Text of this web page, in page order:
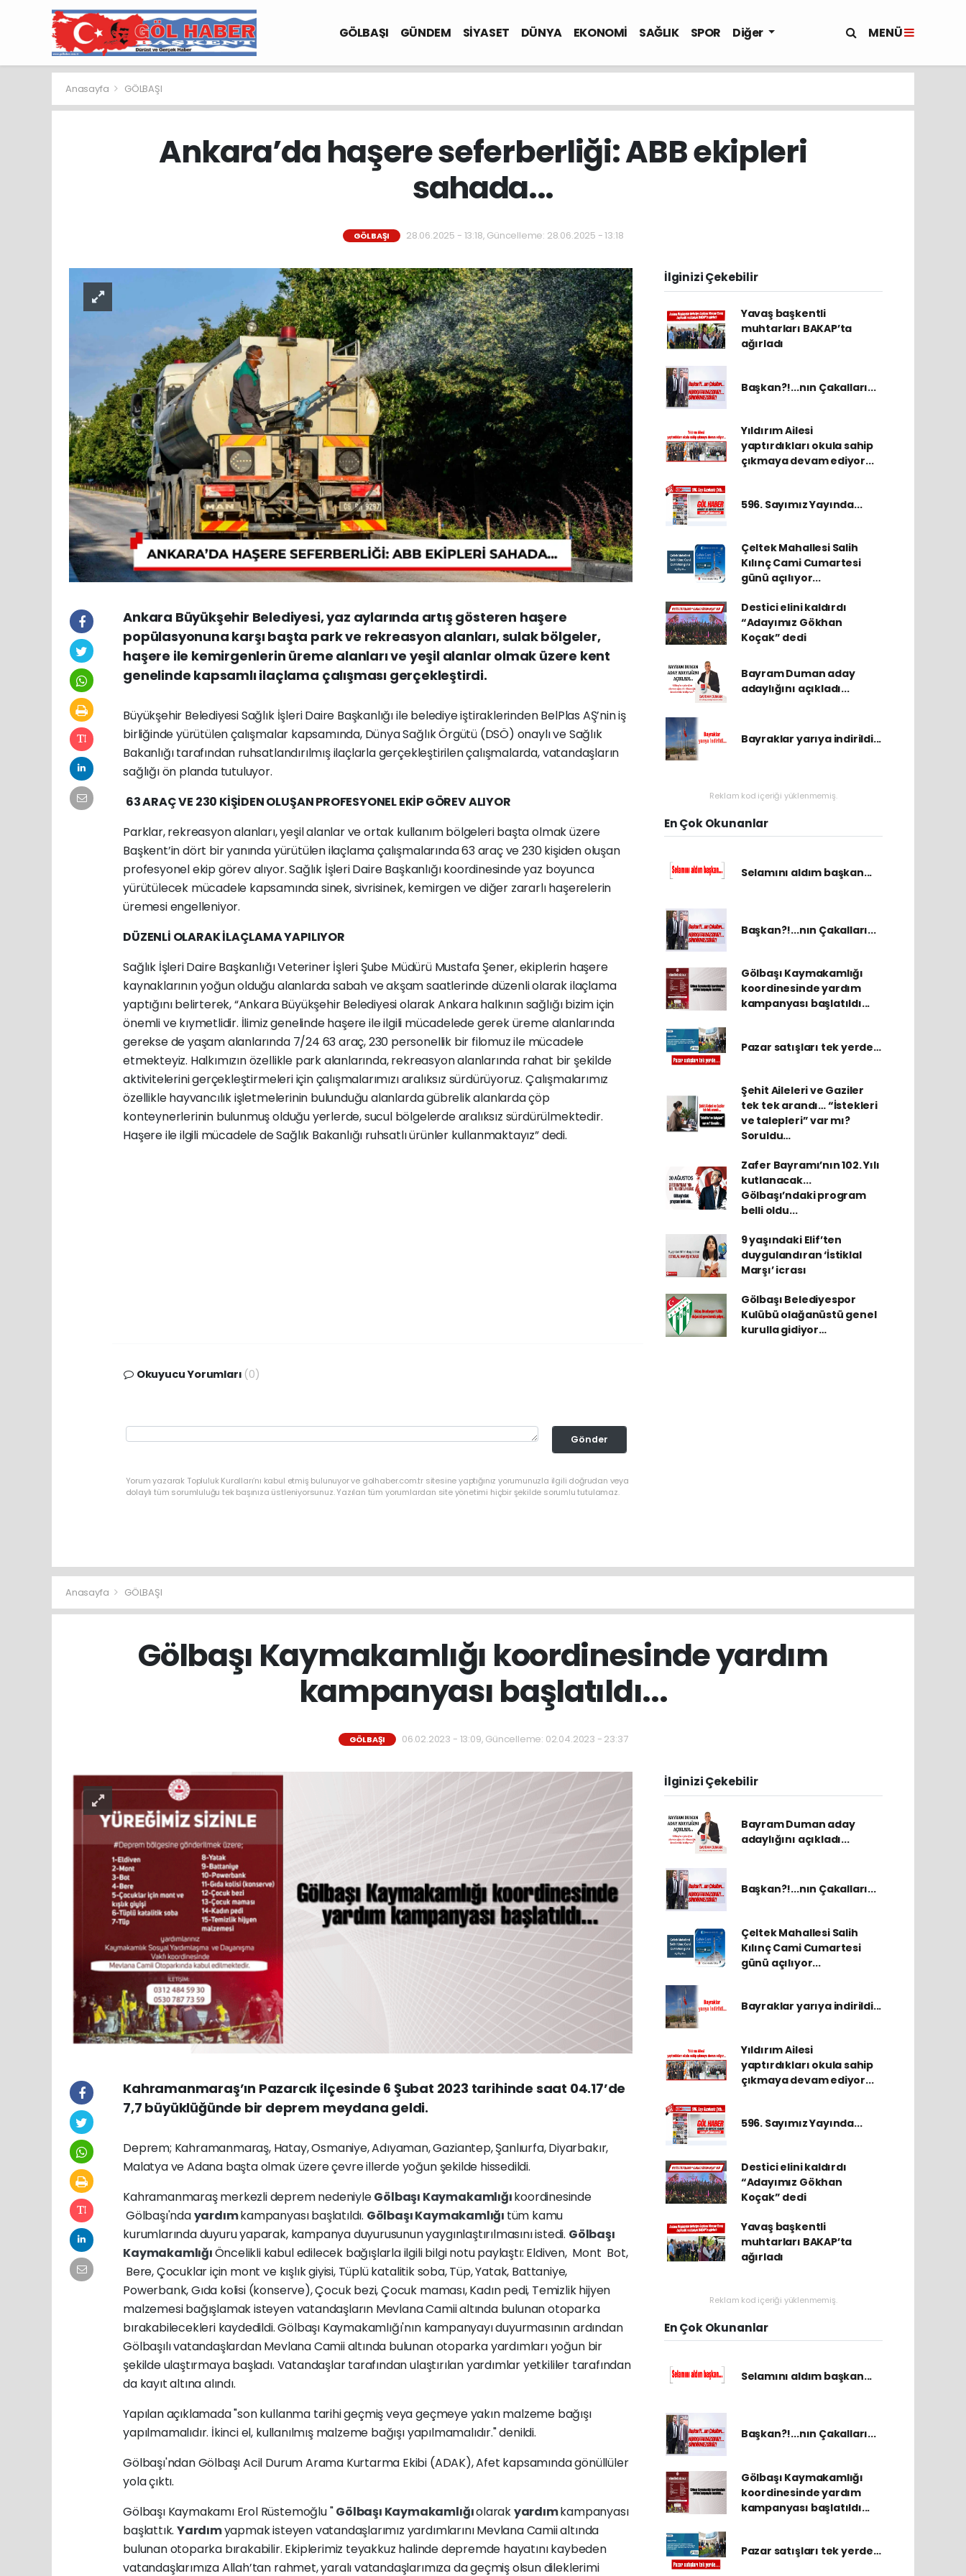
GÖLBAŞI GÜNDEM SİYASET DÜNYA EKONOMİ SAĞLIK SPOR Diğer MENÜ
Anasayfa GÖLBAŞI
Ankara’da haşere seferberliği: ABB ekipleri
sahada...
GÖLBAŞI 28.06.2025 - 13:18, Güncelleme: 28.06.2025 - 13:18
Ankara Büyükşehir Belediyesi, yaz aylarında artış gösteren haşere
popülasyonuna karşı başta park ve rekreasyon alanları, sulak bölgeler,
haşere ile kemirgenlerin üreme alanları ve yeşil alanlar olmak üzere kent
genelinde kapsamlı ilaçlama çalışması gerçekleştirdi.
Büyükşehir Belediyesi Sağlık İşleri Daire Başkanlığı ile belediye iştiraklerinden BelPlas AŞ’nin iş
birliğinde yürütülen çalışmalar kapsamında, Dünya Sağlık Örgütü (DSÖ) onaylı ve Sağlık
Bakanlığı tarafından ruhsatlandırılmış ilaçlarla gerçekleştirilen çalışmalarda, vatandaşların
sağlığı ön planda tutuluyor.
63 ARAÇ VE 230 KİŞİDEN OLUŞAN PROFESYONEL EKİP GÖREV ALIYOR
Parklar, rekreasyon alanları, yeşil alanlar ve ortak kullanım bölgeleri başta olmak üzere
Başkent’in dört bir yanında yürütülen ilaçlama çalışmalarında 63 araç ve 230 kişiden oluşan
profesyonel ekip görev alıyor. Sağlık İşleri Daire Başkanlığı koordinesinde yaz boyunca
yürütülecek mücadele kapsamında sinek, sivrisinek, kemirgen ve diğer zararlı haşerelerin
üremesi engelleniyor.
DÜZENLİ OLARAK İLAÇLAMA YAPILIYOR
Sağlık İşleri Daire Başkanlığı Veteriner İşleri Şube Müdürü Mustafa Şener, ekiplerin haşere
kaynaklarının yoğun olduğu alanlarda sabah ve akşam saatlerinde düzenli olarak ilaçlama
yaptığını belirterek, “Ankara Büyükşehir Belediyesi olarak Ankara halkının sağlığı bizim için
önemli ve kıymetlidir. İlimiz genelinde haşere ile ilgili mücadelede gerek üreme alanlarında
gerekse de yaşam alanlarında 7/24 63 araç, 230 personellik bir filomuz ile mücadele
etmekteyiz. Halkımızın özellikle park alanlarında, rekreasyon alanlarında rahat bir şekilde
aktivitelerini gerçekleştirmeleri için çalışmalarımızı aralıksız sürdürüyoruz. Çalışmalarımız
özellikle hayvancılık işletmelerinin bulunduğu alanlarda gübrelik alanlarda çöp
konteynerlerinin bulunmuş olduğu yerlerde, sucul bölgelerde aralıksız sürdürülmektedir.
Haşere ile ilgili mücadele de Sağlık Bakanlığı ruhsatlı ürünler kullanmaktayız” dedi.
Okuyucu Yorumları (0)
Gönder
Yorum yazarak Topluluk Kuralları’nı kabul etmiş bulunuyor ve golhaber.com.tr sitesine yaptığınız yorumunuzla ilgili doğrudan veya
dolaylı tüm sorumluluğu tek başınıza üstleniyorsunuz. Yazılan tüm yorumlardan site yönetimi hiçbir şekilde sorumlu tutulamaz.
İlginizi Çekebilir
Yavaş başkentli
muhtarları BAKAP’ta
ağırladı
Başkan?!...nın Çakalları...
Yıldırım Ailesi
yaptırdıkları okula sahip
çıkmaya devam ediyor...
596. Sayımız Yayında...
Çeltek Mahallesi Salih
Kılınç Cami Cumartesi
günü açılıyor...
Destici elini kaldırdı
“Adayımız Gökhan
Koçak” dedi
Bayram Duman aday
adaylığını açıkladı...
Bayraklar yarıya indirildi...
Reklam kod içeriği yüklenmemiş.
En Çok Okunanlar
Selamını aldım başkan...
Başkan?!...nın Çakalları...
Gölbaşı Kaymakamlığı
koordinesinde yardım
kampanyası başlatıldı...
Pazar satışları tek yerde…
Şehit Aileleri ve Gaziler
tek tek arandı… “İstekleri
ve talepleri” var mı?
Soruldu…
Zafer Bayramı’nın 102. Yılı
kutlanacak...
Gölbaşı’ndaki program
belli oldu...
9 yaşındaki Elif’ten
duygulandıran ‘İstiklal
Marşı’ icrası
Gölbaşı Belediyespor
Kulübü olağanüstü genel
kurulla gidiyor…
Anasayfa GÖLBAŞI
Gölbaşı Kaymakamlığı koordinesinde yardım
kampanyası başlatıldı...
GÖLBAŞI 06.02.2023 - 13:09, Güncelleme: 02.04.2023 - 23:37
Kahramanmaraş’ın Pazarcık ilçesinde 6 Şubat 2023 tarihinde saat 04.17’de
7,7 büyüklüğünde bir deprem meydana geldi.
Deprem; Kahramanmaraş, Hatay, Osmaniye, Adıyaman, Gaziantep, Şanlıurfa, Diyarbakır,
Malatya ve Adana başta olmak üzere çevre illerde yoğun şekilde hissedildi.
Kahramanmaraş merkezli deprem nedeniyleGölbaşı Kaymakamlığıkoordinesinde
Gölbaşı'ndayardımkampanyası başlatıldı. Gölbaşı Kaymakamlığı tüm kamu
kurumlarında duyuru yaparak, kampanya duyurusunun yaygınlaştırılmasını istedi. Gölbaşı
KaymakamlığıÖncelikli kabul edilecek bağışlarla ilgili bilgi notu paylaştı: Eldiven, Mont Bot,
Bere, Çocuklar için mont ve kışlık giyisi, Tüplü katalitik soba, Tüp, Yatak, Battaniye,
Powerbank, Gıda kolisi (konserve), Çocuk bezi, Çocuk maması, Kadın pedi, Temizlik hijyen
malzemesi bağışlamak isteyen vatandaşların Mevlana Camii altında bulunan otoparka
bırakabilecekleri kaydedildi. Gölbaşı Kaymakamlığı'nın kampanyayı duyurmasının ardından
Gölbaşılı vatandaşlardan Mevlana Camii altında bulunan otoparka yardımları yoğun bir
şekilde ulaştırmaya başladı. Vatandaşlar tarafından ulaştırılan yardımlar yetkililer tarafından
da kayıt altına alındı.
Yapılan açıklamada "son kullanma tarihi geçmiş veya geçmeye yakın malzeme bağışı
yapılmamalıdır. İkinci el, kullanılmış malzeme bağışı yapılmamalıdır." denildi.
Gölbaşı'ndan Gölbaşı Acil Durum Arama Kurtarma Ekibi (ADAK), Afet kapsamında gönüllüler
yola çıktı.
Gölbaşı Kaymakamı Erol Rüstemoğlu "Gölbaşı Kaymakamlığıolarakyardımkampanyası
başlattık. Yardımyapmak isteyen vatandaşlarımız yardımlarını Mevlana Camii altında
bulunan otoparka bırakabilir. Ekiplerimiz teyakkuz halinde depremde hayatını kaybeden
vatandaşlarımıza Allah’tan rahmet, yaralı vatandaşlarımıza da geçmiş olsun dileklerimi
İlginizi Çekebilir
Bayram Duman aday
adaylığını açıkladı...
Başkan?!...nın Çakalları...
Çeltek Mahallesi Salih
Kılınç Cami Cumartesi
günü açılıyor...
Bayraklar yarıya indirildi...
Yıldırım Ailesi
yaptırdıkları okula sahip
çıkmaya devam ediyor...
596. Sayımız Yayında...
Destici elini kaldırdı
“Adayımız Gökhan
Koçak” dedi
Yavaş başkentli
muhtarları BAKAP’ta
ağırladı
Reklam kod içeriği yüklenmemiş.
En Çok Okunanlar
Selamını aldım başkan...
Başkan?!...nın Çakalları...
Gölbaşı Kaymakamlığı
koordinesinde yardım
kampanyası başlatıldı...
Pazar satışları tek yerde…